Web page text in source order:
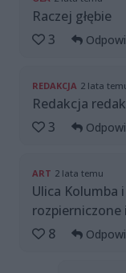
Raczej głębie
3
REDAKCJA 2 lata
Redakcja
3
ART 2 lata temu
Ulica Kolumba
rozpierniczone
8